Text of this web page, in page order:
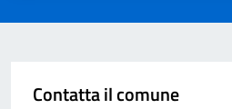
Contatta il comune